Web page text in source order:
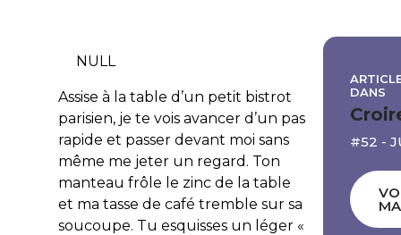
NULL
Assise à la table d’un petit bistrot
parisien, je te vois avancer d’un pas
rapide et passer devant moi sans
même me jeter un regard. Ton
manteau frôle le zinc de la table
et ma tasse de café tremble sur sa
soucoupe. Tu esquisses un léger «
DANS
#52 -